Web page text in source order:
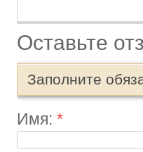
Оставьте
Заполните
Имя: *